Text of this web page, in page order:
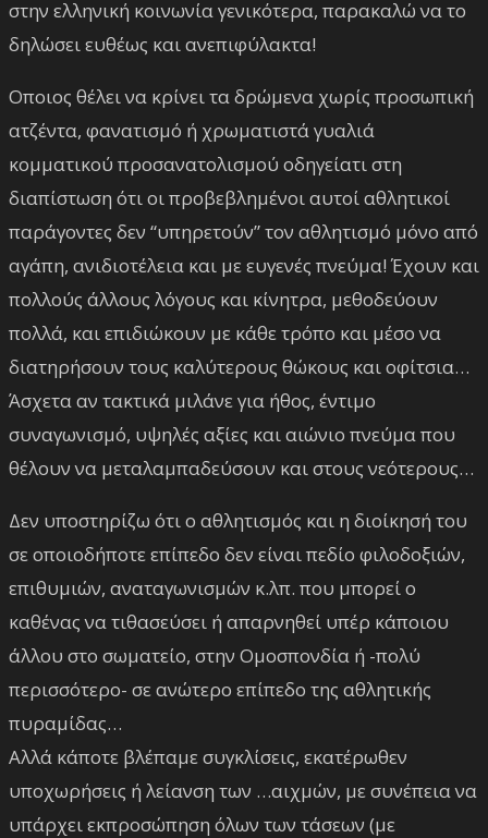
στην ελληνική κοινωνία γενικότερα, παρακαλώ να το
δηλώσει ευθέως και ανεπιφύλακτα!
Οποιος θέλει να κρίνει τα δρώμενα χωρίς προσωπική
ατζέντα, φανατισμό ή χρωματιστά γυαλιά
κομματικού προσανατολισμού οδηγείατι στη
διαπίστωση ότι οι προβεβλημένοι αυτοί αθλητικοί
παράγοντες δεν “υπηρετούν” τον αθλητισμό μόνο από
αγάπη, ανιδιοτέλεια και με ευγενές πνεύμα! Έχουν και
πολλούς άλλους λόγους και κίνητρα, μεθοδεύουν
πολλά, και επιδιώκουν με κάθε τρόπο και μέσο να
διατηρήσουν τους καλύτερους θώκους και οφίτσια…
Άσχετα αν τακτικά μιλάνε για ήθος, έντιμο
συναγωνισμό, υψηλές αξίες και αιώνιο πνεύμα που
θέλουν να μεταλαμπαδεύσουν και στους νεότερους…
Δεν υποστηρίζω ότι ο αθλητισμός και η διοίκησή του
σε οποιοδήποτε επίπεδο δεν είναι πεδίο φιλοδοξιών,
επιθυμιών, αναταγωνισμών κ.λπ. που μπορεί ο
καθένας να τιθασεύσει ή απαρνηθεί υπέρ κάποιου
άλλου στο σωματείο, στην Ομοσπονδία ή -πολύ
περισσότερο- σε ανώτερο επίπεδο της αθλητικής
πυραμίδας…
Αλλά κάποτε βλέπαμε συγκλίσεις, εκατέρωθεν
υποχωρήσεις ή λείανση των …αιχμών, με συνέπεια να
υπάρχει εκπροσώπηση όλων των τάσεων (με